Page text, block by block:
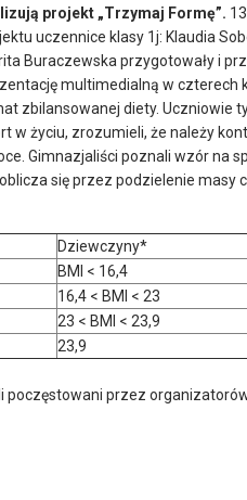
projekt „Trzymaj Formę”.
uczennice klasy 1j: Klaudia
Buraczewska przygotowały i
multimedialną w czterech
zbilansowanej diety. Uczniowie
w życiu, zrozumieli, że należy
Gimnazjaliści poznali wzór na
się przez podzielenie masy
Dziewczyny*
BMI < 16,4
16,4 < BMI < 23
23 < BMI < 23,9
23,9
poczęstowani przez